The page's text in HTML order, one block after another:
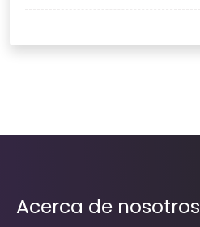
Acerca de nosotros